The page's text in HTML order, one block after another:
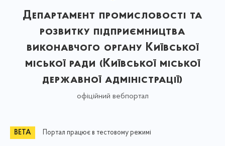
Департамент промисловості та
розвитку підприємництва
виконавчого органу Київської
міської ради (Київської міської
державної адміністрації)
офіційний вебпортал
Портал працює в тестовому режимі